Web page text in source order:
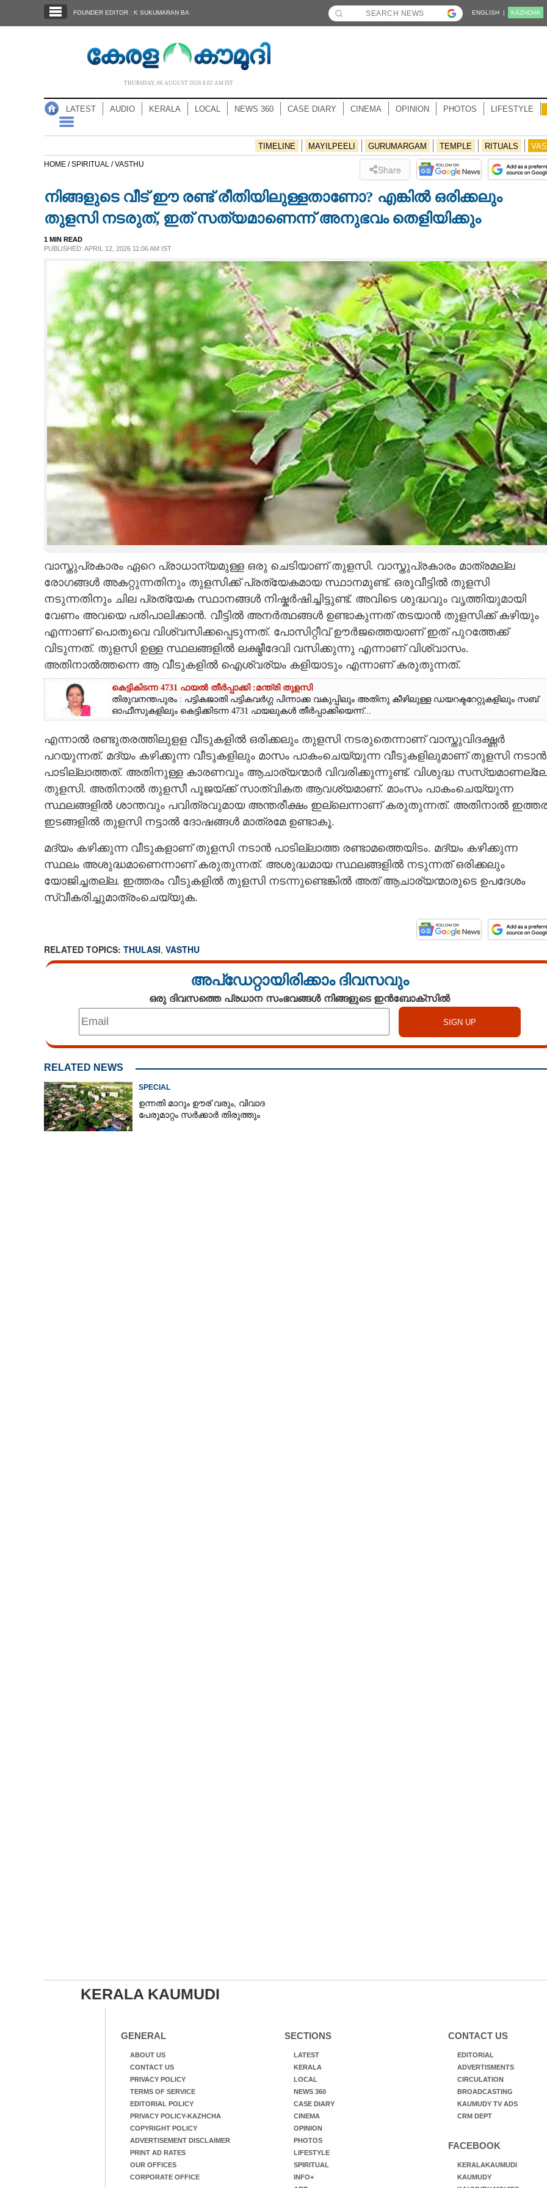
NOTIFIED NEWS
NEWS 360
CASE DIARY
SPIRITUAL
CARTOONS
LITERATURE
FOUNDER EDITOR : K SUKUMARAN BA ENGLISH | KĀZHCHA
THURSDAY, 06 AUGUST 2026 8.02 AM IST
LATEST AUDIO KERALA LOCAL NEWS 360 CASE DIARY CINEMA OPINION PHOTOS LIFESTYLE
TIMELINE MAYILPEELI GURUMARGAM TEMPLE RITUALS
HOME /SPIRITUAL /VASTHU Share
നിങ്ങളുടെ വീട് ഈ രണ്ട് രീതിയിലുള്ളതാണോ? എങ്കിൽ ഒരിക്കലും
തുളസി നടരുത്, ഇത് സത്യമാണെന്ന് അനുഭവം തെളിയിക്കും
1 MIN READ
PUBLISHED: APRIL 12, 2026 11:06 AM IST
വാസ്തുപ്രകാരം ഏറെ പ്രാധാന്യമുള്ള ഒരു ചെടിയാണ് തുളസി. വാസ്തുപ്രകാരം മാത്രമല്ല
രോഗങ്ങൾ അകറ്റുന്നതിനും തുളസിക്ക് പ്രത്യേകമായ സ്ഥാനമുണ്ട്. ഒരുവീട്ടിൽ തുളസി
നടുന്നതിനും ചില പ്രത്യേക സ്ഥാനങ്ങൾ നിഷ്കർഷിച്ചിട്ടുണ്ട്. അവിടെ ശുദ്ധവും വൃത്തിയുമായി
വേണം അവയെ പരിപാലിക്കാൻ. വീട്ടിൽ അനർത്ഥങ്ങൾ ഉണ്ടാകുന്നത് തടയാൻ തുളസിക്ക് കഴിയും
എന്നാണ് പൊതുവെ വിശ്വസിക്കപ്പെടുന്നത്. പോസിറ്റീവ്ഊർജത്തെയാണ് ഇത് പുറത്തേക്ക്
വിടുന്നത്. തുളസി ഉള്ള സ്ഥലങ്ങളിൽ ലക്ഷ്മീദേവി വസിക്കുന്നു എന്നാണ് വിശ്വാസം.
അതിനാൽത്തന്നെ ആ വീടുകളിൽ ഐശ്വര്യം കളിയാടും എന്നാണ് കരുതുന്നത്.
കെട്ടികിടന്ന 4731 ഫയൽ തീർപ്പാക്കി :മന്ത്രി തുളസി
തിരുവനന്തപുരം : പട്ടികജാതി പട്ടികവർഗ്ഗ പിന്നാക്ക വകുപ്പിലും അതിനു കീഴിലുള്ള ഡയറക്ടറേറ്റുകളിലും സബ്
ഓഫീസുകളിലും കെട്ടിക്കിടന്ന 4731 ഫയലുകൾ തീർപ്പാക്കിയെന്ന്...
എന്നാൽ രണ്ടുതരത്തിലുളള വീടുകളിൽ ഒരിക്കലും തുളസി നടരുതെന്നാണ് വാസ്തുവിദഗ്ദ്ധർ
പറയുന്നത്. മദ്യം കഴിക്കുന്ന വീടുകളിലും മാസം പാകംചെയ്യുന്ന വീടുകളിലുമാണ് തുളസി നടാൻ
പാടില്ലാത്തത്. അതിനുള്ള കാരണവും ആചാര്യന്മാർ വിവരിക്കുന്നുണ്ട്. വിശുദ്ധ
തുളസി. അതിനാൽ തുളസീ പൂജയ്ക്ക് സാത്വികത ആവശ്യമാണ്. മാംസം പാകംചെയ്യുന്ന
സ്ഥലങ്ങളിൽ ശാന്തവും പവിത്രവുമായ അന്തരീക്ഷം ഇല്ലെന്നാണ് കരുതുന്നത്. അതിനാൽ
ഇടങ്ങളിൽ തുളസി നട്ടാൽ ദോഷങ്ങൾ മാത്രമേ ഉണ്ടാകൂ.
മദ്യം കഴിക്കുന്ന വീടുകളാണ് തുളസി നടാൻ പാടില്ലാത്ത രണ്ടാമത്തെയിടം. മദ്യം കഴിക്കുന്ന
സ്ഥലം അശുദ്ധമാണെന്നാണ് കരുതുന്നത്. അശുദ്ധമായ സ്ഥലങ്ങളിൽ നടുന്നത് ഒരിക്കലും
യോജിച്ചതല്ല. ഇത്തരം വീടുകളിൽ തുളസി നടന്നുണ്ടെങ്കിൽ അത് ആചാര്യന്മാരുടെ ഉപദേശം
സ്വീകരിച്ചുമാത്രംചെയ്യുക.
RELATED TOPICS: THULASI, VASTHU
അപ്ഡേറ്റായിരിക്കാം ദിവസവും
ഒരു ദിവസത്തെ പ്രധാന സംഭവങ്ങൾ നിങ്ങളുടെ ഇൻബോക്സിൽ
RELATED NEWS
SPECIAL
ഉന്നതി മാറും ഊര് വരും, വിവാദ
പേരുമാറ്റം സർക്കാർ തിരുത്തും
KERALA KAUMUDI
GENERAL
ABOUT US
CONTACT US
PRIVACY POLICY
TERMS OF SERVICE
EDITORIAL POLICY
PRIVACY POLICY-KAZHCHA
COPYRIGHT POLICY
ADVERTISEMENT DISCLAIMER
PRINT AD RATES
OUR OFFICES
CORPORATE OFFICE
SECTIONS
LATEST
KERALA
LOCAL
NEWS 360
CASE DIARY
CINEMA
OPINION
PHOTOS
LIFESTYLE
SPIRITUAL
INFO+
CONTACT US
EDITORIAL
ADVERTISMENTS
CIRCULATION
BROADCASTING
KAUMUDY TV ADS
CRM DEPT
FACEBOOK
KERALAKAUMUDI
KAUMUDY